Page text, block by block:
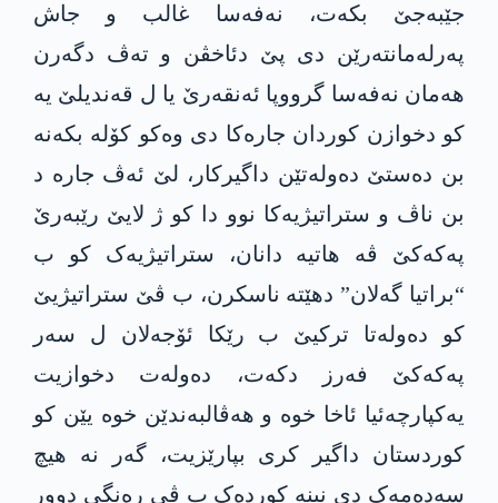
جێبەجێ بکەت، نەفەسا غالب و جاش
پەرلەمانتەرێن دی پێ دئاخڤن و تەڤ دگەرن
هەمان نەفەسا گرووپا ئەنقەرێ یا ل قەندیلێ یە
کو دخوازن کوردان جارەکا دی وەکو کۆلە بکەنە
بن دەستێ دەولەتێن داگیرکار، لێ ئەڤ جارە د
بن ناڤ و ستراتیژیەکا نوو دا کو ژ لایێ رێبەرێ
پەکەکێ ڤە هاتیە دانان، ستراتیژیەک کو ب
“براتیا گەلان” دهێتە ناسکرن، ب ڤێ ستراتیژیێ
کو دەولەتا ترکیێ ب رێکا ئۆجەلان ل سەر
پەکەکێ فەرز دکەت، دەولەت دخوازیت
یەکپارچەئیا ئاخا خوە و هەڤالبەندێن خوە یێن کو
کوردستان داگیر کری بپارێزیت، گەر نە هیچ
سەدەمەک دی نینە کوردەک ب ڤی رەنگی دوور